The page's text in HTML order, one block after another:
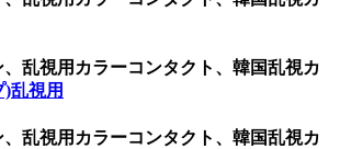
乱視用カラーコンタクト、韓国乱視カ
乱視用
乱視用カラーコンタクト、韓国乱視カ